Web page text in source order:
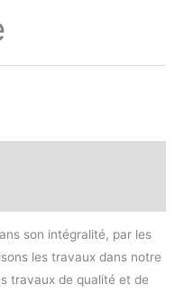
son intégralité, par les
les travaux dans notre
travaux de qualité et de